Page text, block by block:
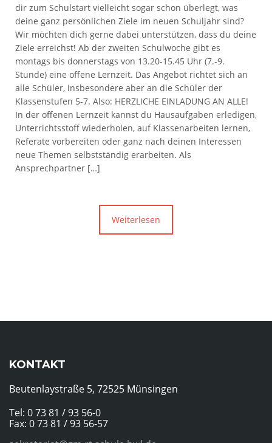
dir zum Schulstart vielleicht sogar schon überlegt, was
deine ganz persönlichen Ziele im neuen Schuljahr sind?
Wir möchten dich gerne dabei unterstützen, dass du deine
Ziele erreichst! Ab der zweiten Schulwoche gibt es
montags bis donnerstags von 13.20-15.45 Uhr (7.-9.
Stunde) eine offene Lernzeit. Das Angebot richtet sich an
alle Schüler, insbesondere aber an die Schüler der
Klassenstufen 5-7. Also: HERZLICHE EINLADUNG AN ALLE!
In der offenen Lernzeit kannst du Hausaufgaben erledigen,
Unterrichtsstoff wiederholen, auf Klassenarbeiten lernen,
Referate vorbereiten oder ganz nach deinen Interessen
neue Themen selbstständig erarbeiten. Als
Ansprechpartner […]
Weiterlesen
KONTAKT
Beutenlaystraße 5, 72525 Münsingen
Tel: 0 73 81 / 93 56-0
Fax: 0 73 81 / 93 56-57